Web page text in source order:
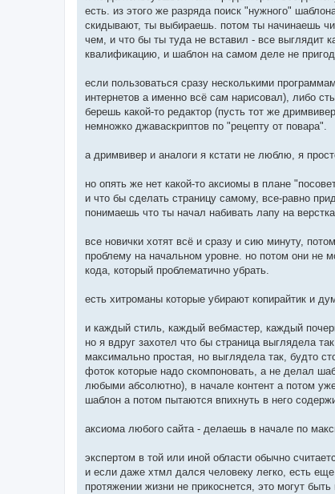
есть. из этого же разряда поиск "нужного"
скидывают, ты выбираешь. потом ты начинаешь
чем, и что бы ты туда не вставил - все выглядит
квалификацию, и шаблон на самом деле не
если пользоваться сразу несколькими
интернетов а именно всё сам нарисовал), либо
берешь какой-то редактор (пусть тот же
немножко джаваскриптов по "рецепту от повара".
а дримвивер и аналоги я кстати не люблю, я
но опять же нет какой-то аксиомы в плане
и что бы сделать страницу самому, все-равно
понимаешь что ты начал набивать лапу на
все новички хотят всё и сразу и сию минуту,
проблему на начальном уровне. но потом они не
кода, который проблематично убрать.
есть хитроманы которые убирают копирайтик и
и каждый стиль, каждый вебмастер, каждый
но я вдруг захотел что бы страница выглядела
максимально простая, но выглядела так, будто
фоток которые надо скомпоновать, а не делал
любыми абсолютно), в начале контент а потом
шаблон а потом пытаются впихнуть в него
аксиома любого сайта - делаешь в начале по
экспертом в той или иной области обычно
и если даже хтмл дался человеку легко, есть
протяжении жизни не прикоснется, это могут